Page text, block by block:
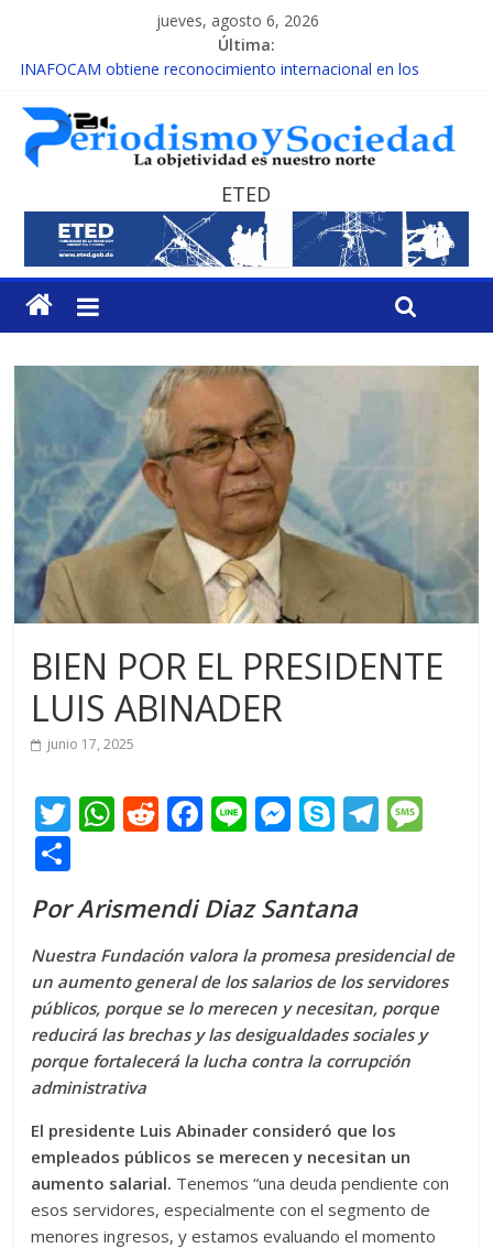
jueves, agosto 6, 2026
Última:
INAFOCAM obtiene reconocimiento internacional en los
15 de febrero de cada año es Día Nacional de la lucha contra el
cáncer infantil
EL ENFOQUE UNILATERAL DE LA COALICIÓN
MESCyT y Universidad Albizu apoyarán rehabilitación de
reclusos
MESCyT presenta calendario de Consulta Nacional por la
Educación
ETED
BIEN POR EL PRESIDENTE
LUIS ABINADER
junio 17, 2025
T
er
W
s
A
p
p
R
di
t
F
b
o
o
k
Li M
e
n
g
er
S
p
e
T
a
m
g
e
o
m
p
ar
ti
r
Por Arismendi Diaz Santana
Nuestra Fundación valora la promesa presidencial de
un aumento general de los salarios de los servidores
públicos, porque se lo merecen y necesitan, porque
reducirá las brechas y las desigualdades sociales y
porque fortalecerá la lucha contra la corrupción
administrativa
El presidente Luis Abinader consideró que los
empleados públicos se merecen y necesitan un
aumento salarial. Tenemos “una deuda pendiente con
esos servidores, especialmente con el segmento de
menores ingresos, y estamos evaluando el momento